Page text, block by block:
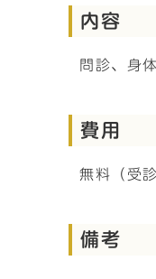
内容
問診、身
費用
無料（受
備考